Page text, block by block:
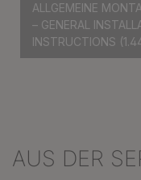
ALLGEMEINE
– GENERAL
INSTRUCTIONS
Produktgalerie
AUS DER